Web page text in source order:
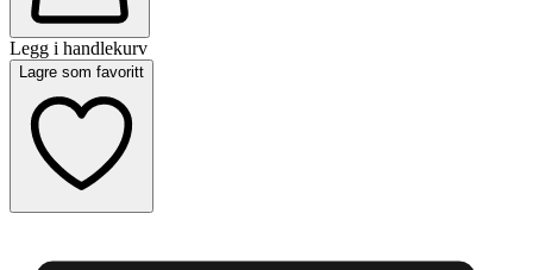
Legg i handlekurv
Lagre som favoritt